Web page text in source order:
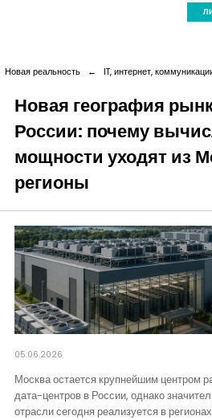
Компания
Услуги
Новая реальность
Кейсы
Аналитика
Новая реальность ← IT, интернет,
Новая география
России: почему
мощности уходят из
регионы
05.06.2026
Москва остается крупнейшим центром
дата-центров в России, однако
отрасли сегодня реализуется в